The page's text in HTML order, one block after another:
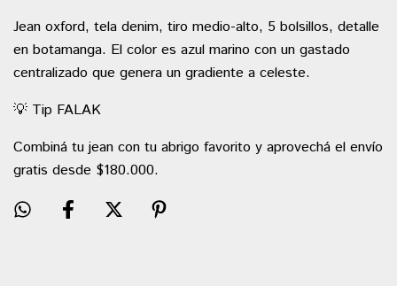
Jean oxford, tela denim, tiro medio-alto, 5 bolsillos, detalle
en botamanga. El color es azul marino con un gastado
centralizado que genera un gradiente a celeste.
💡 Tip FALAK
Combiná tu jean con tu abrigo favorito y aprovechá el envío
gratis desde $180.000.